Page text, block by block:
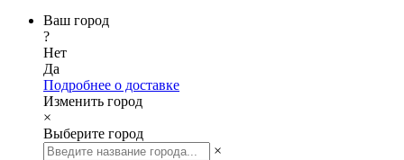
Ваш город
?
Нет
Да
Подробнее о доставке
Изменить город
×
Выберите город
×